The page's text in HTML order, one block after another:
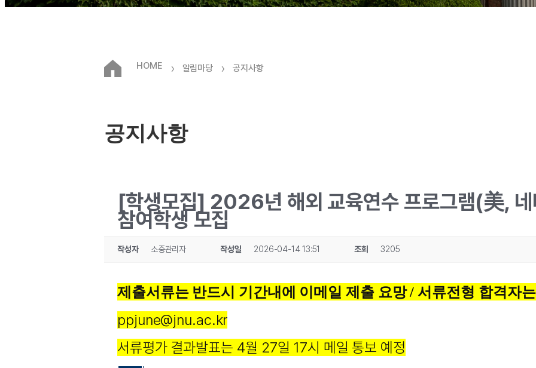
HOME › 알림마당 › 공지사항
공지사항
[학생모집] 2026년 해외 교육연수 프로그램(美, 네
참여학생 모집
작성자 소중관리자 작성일 2026-04-14 13:51 조회 3205
제출서류는 반드시 기간내에 이메일 제출 요망 / 서류전형 합격자
ppjune@jnu.ac.kr
서류평가 결과발표는 4월 27일 17시 메일 통보 예정